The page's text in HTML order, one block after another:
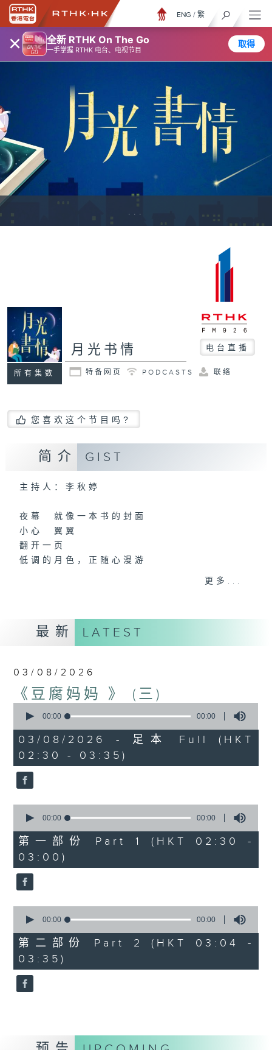
× 全新 RTHK On The Go
一手掌握 RTHK 电台、电视节目
取得
ENG / 繁
...
所有集数
月光书情 电台直播
特备网页 PODCASTS 联络
您喜欢这个节目吗?
简介 GIST
主持人：李秋婷
夜幕 就像一本书的封面
小心 翼翼
翻开一页
低调的月色，正随心漫游
又是一个新的星期，是喜，是忧？节目主持诵
第一台播放时间
星期一02:30至03:30
#香港电台文教组
# 艺文一格 culture.rthk.hk
更多...
最新 LATEST
03/08/2026
《豆腐妈妈 》 (三)
seconds
0
seconds
00:00 00:00
03/08/2026 - 足本 Full (HKT
02:30 - 03:35)
seconds
0
seconds
00:00 00:00
第一部份 Part 1 (HKT 02:30 -
03:00)
seconds
0
seconds
00:00 00:00
第二部份 Part 2 (HKT 03:04 -
03:35)